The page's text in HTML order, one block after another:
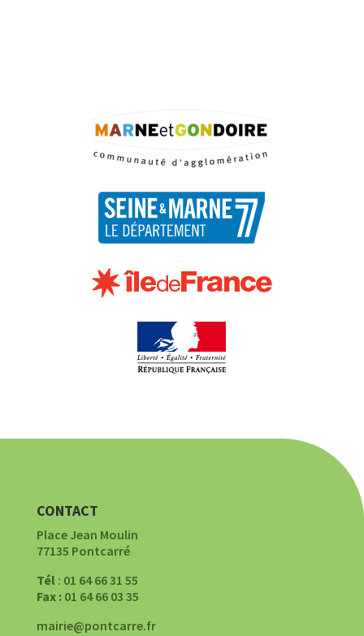
CONTACT
Place Jean Moulin
77135 Pontcarré
Tél : 01 64 66 31 55
Fax :01 64 66 03 35
mairie@pontcarre.fr